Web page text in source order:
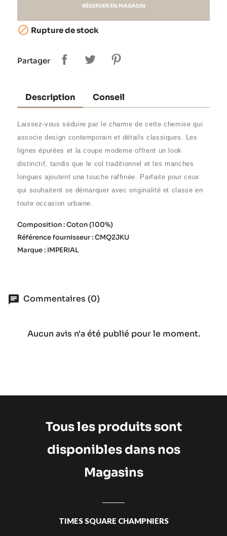
RÉSERVER EN MAGASIN
 Rupture de stock
Partager
Description Conseil
Laissez-vous séduire par le charme de cette chemise qui
associe design contemporain et détails classiques. Les
lignes épurées et la coupe moderne offrent un look
distinctif, tandis que le col traditionnel et les manches
longues ajoutent une touche raffinée. Parfaite pour ceux
qui souhaitent se démarquer avec originalité et classe en
toute occasion urbaine.
Composition : Coton (100%)
Référence fournisseur : CMQ2JKU
Marque : IMPERIAL
Commentaires (0)
Aucun avis n'a été publié pour le moment.
Tous les produits sont
disponibles dans nos
Magasins
TIMES SQUARE CHAMPNIERS